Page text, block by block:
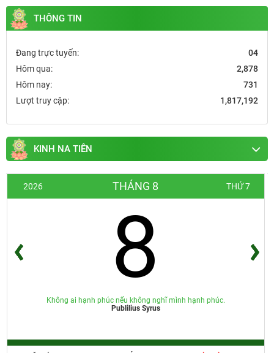
THÔNG TIN
Đang trực tuyến:
04
Hôm qua:
2,878
Hôm nay:
731
Lượt truy cập:
1,817,192
KINH NA TIÊN
2026 THÁNG 8 THỨ 7
8
Không ai hạnh phúc nếu không nghĩ mình hạnh phúc.
Publilius Syrus